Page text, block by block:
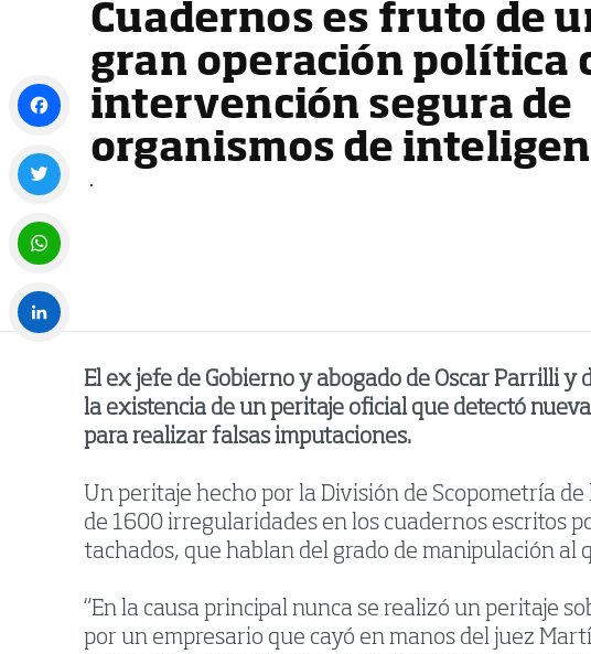
Cuadernos es fruto de
gran operación política
intervención segura de
organismos de
El ex jefe de Gobierno y abogado de Oscar Parrilli
la existencia de un peritaje oficial que detectó
para realizar falsas imputaciones.
Un peritaje hecho por la División de Scopometría
de 1600 irregularidades en los cuadernos escritos
tachados, que hablan del grado de manipulación
“En la causa principal nunca se realizó un peritaje
por un empresario que cayó en manos del juez
Facebook
Twitter
WhatsApp